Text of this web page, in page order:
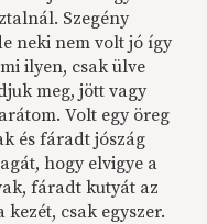
Szegény
neki nem volt jó így
ilyen, csak ülve
meg, jött vagy
Volt egy öreg
és fáradt jószág
hogy elvigye a
fáradt kutyát az
csak egyszer.